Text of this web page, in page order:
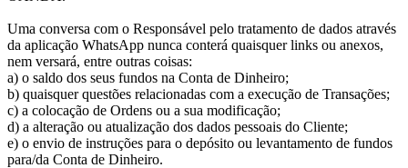
Uma conversa com o Responsável pelo tratamento de dados através
da aplicação WhatsApp nunca conterá quaisquer links ou anexos,
nem versará, entre outras coisas:
a) o saldo dos seus fundos na Conta de Dinheiro;
b) quaisquer questões relacionadas com a execução de Transações;
c) a colocação de Ordens ou a sua modificação;
d) a alteração ou atualização dos dados pessoais do Cliente;
e) o envio de instruções para o depósito ou levantamento de fundos
para/da Conta de Dinheiro.